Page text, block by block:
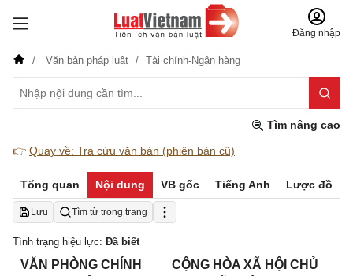
Đăng nhập
Văn bản pháp luật Tài chính-Ngân hàng
Tìm nâng cao
👉 Quay về: Tra cứu văn bản (phiên bản cũ)
Tổng quan Nội dung VB gốc Tiếng Anh Lược đồ
Lưu Tìm từ trong trang
Tình trạng hiệu lực: Đã biết
VĂN PHÒNG CHÍNH
CỘNG HÒA XÃ HỘI CHỦ